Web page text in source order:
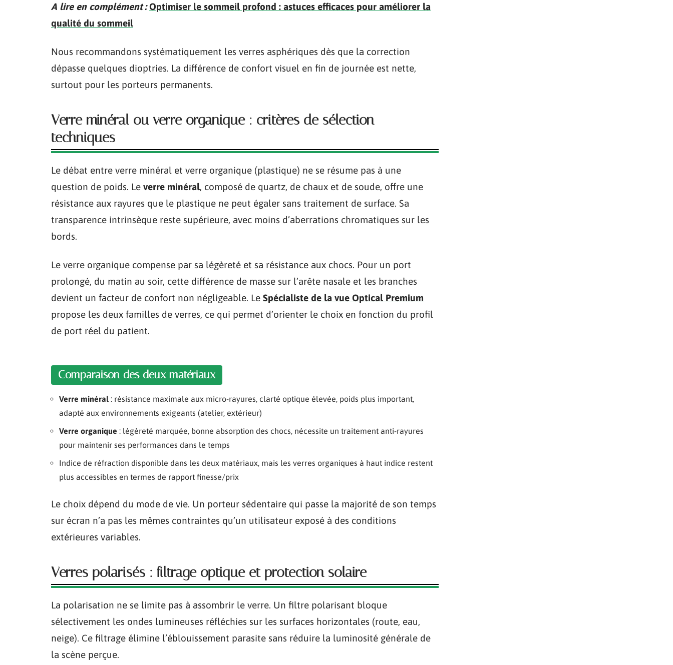
A lire en complément : Optimiser le sommeil profond : astuces efficaces pour améliorer la
qualité du sommeil
Nous recommandons systématiquement les verres asphériques dès que la correction
dépasse quelques dioptries. La différence de confort visuel en fin de journée est nette,
surtout pour les porteurs permanents.
Verre minéral ou verre organique : critères de sélection
techniques
Le débat entre verre minéral et verre organique (plastique) ne se résume pas à une
question de poids. Le verre minéral, composé de quartz, de chaux et de soude, offre une
résistance aux rayures que le plastique ne peut égaler sans traitement de surface. Sa
transparence intrinsèque reste supérieure, avec moins d’aberrations chromatiques sur les
bords.
Le verre organique compense par sa légèreté et sa résistance aux chocs. Pour un port
prolongé, du matin au soir, cette différence de masse sur l’arête nasale et les branches
devient un facteur de confort non négligeable. Le Spécialiste de la vue Optical Premium
propose les deux familles de verres, ce qui permet d’orienter le choix en fonction du profil
de port réel du patient.
Comparaison des deux matériaux
Verre minéral : résistance maximale aux micro-rayures, clarté optique élevée, poids plus important,
adapté aux environnements exigeants (atelier, extérieur)
Verre organique : légèreté marquée, bonne absorption des chocs, nécessite un traitement anti-rayures
pour maintenir ses performances dans le temps
Indice de réfraction disponible dans les deux matériaux, mais les verres organiques à haut indice restent
plus accessibles en termes de rapport finesse/prix
Le choix dépend du mode de vie. Un porteur sédentaire qui passe la majorité de son temps
sur écran n’a pas les mêmes contraintes qu’un utilisateur exposé à des conditions
extérieures variables.
Verres polarisés : filtrage optique et protection solaire
La polarisation ne se limite pas à assombrir le verre. Un filtre polarisant bloque
sélectivement les ondes lumineuses réfléchies sur les surfaces horizontales (route, eau,
neige). Ce filtrage élimine l’éblouissement parasite sans réduire la luminosité générale de
la scène perçue.